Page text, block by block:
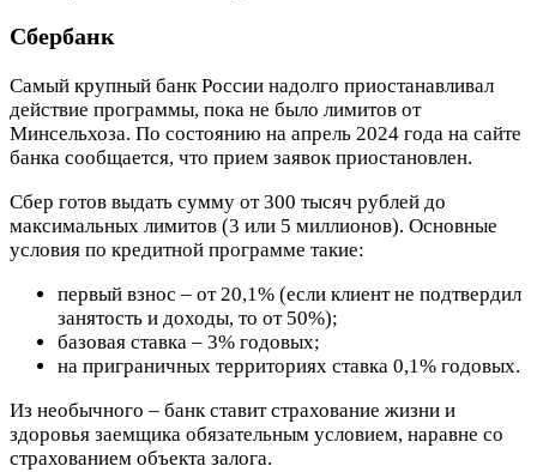
Сбербанк
Самый крупный банк России надолго приостанавливал
действие программы, пока не было лимитов от
Минсельхоза. По состоянию на апрель 2024 года на сайте
банка сообщается, что прием заявок приостановлен.
Сбер готов выдать сумму от 300 тысяч рублей до
максимальных лимитов (3 или 5 миллионов). Основные
условия по кредитной программе такие:
первый взнос – от 20,1% (если клиент не подтвердил
занятость и доходы, то от 50%);
базовая ставка – 3% годовых;
на приграничных территориях ставка 0,1% годовых.
Из необычного – банк ставит страхование жизни и
здоровья заемщика обязательным условием, наравне со
страхованием объекта залога.